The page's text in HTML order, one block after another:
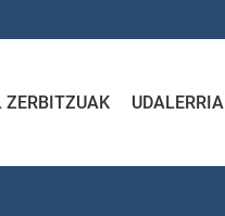
ZERBITZUAK UDALERRIA